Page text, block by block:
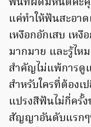
แค่ทำให้ฟันสะอา
เหงือกอักเสบ เห
มากมาย และรู้ไห
สำคัญไม่แพ้การดู
สำหรับใครที่ต้อง
แปรงสีฟันไม่กี่ครั้
สัญญาอันดับแรกๆ